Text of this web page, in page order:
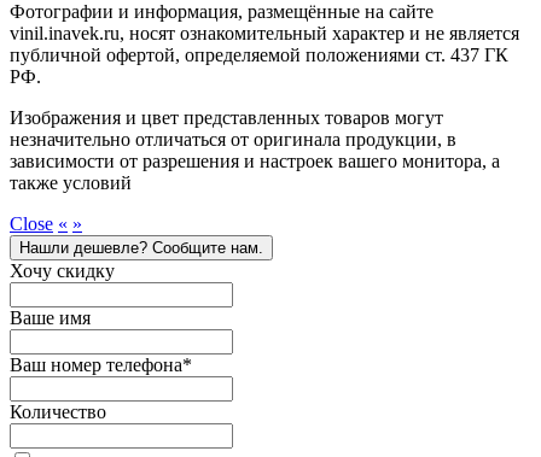
Фотографии и информация, размещённые на сайте
vinil.inavek.ru, носят ознакомительный характер и не является
публичной офертой, определяемой положениями ст. 437 ГК
РФ.
Изображения и цвет представленных товаров могут
незначительно отличаться от оригинала продукции, в
зависимости от разрешения и настроек вашего монитора, а
также условий
Close « »
Нашли дешевле? Сообщите нам.
Хочу скидку
Ваше имя
Ваш номер телефона*
Количество